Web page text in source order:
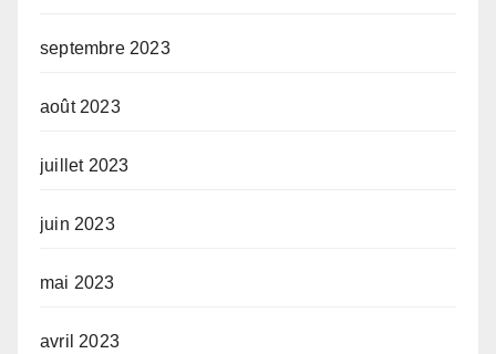
septembre 2023
août 2023
juillet 2023
juin 2023
mai 2023
avril 2023